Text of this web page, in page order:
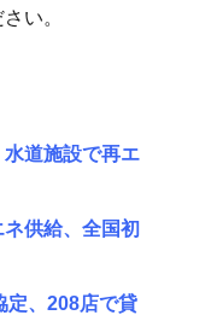
い。
水道施設で再エ
供給、全国初
定、208店で貸